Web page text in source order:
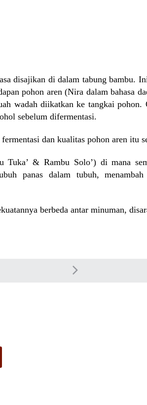
disajikan di dalam tabung bambu.
pohon aren (Nira dalam bahasa
wadah diikatkan ke tangkai pohon.
sebelum difermentasi.
dan kualitas pohon aren itu
Tuka’ & Rambu Solo’) di mana
panas dalam tubuh,
berbeda antar minuman,